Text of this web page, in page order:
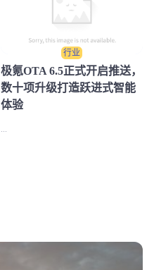
行业
极氪OTA 6.5正式开启推送，
数十项升级打造跃进式智能
体验
...